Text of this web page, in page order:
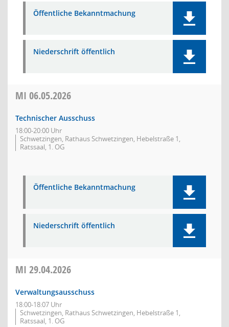
Öffentliche Bekanntmachung
Niederschrift öffentlich
MI 06.05.2026
Technischer Ausschuss
18:00-20:00 Uhr
Schwetzingen, Rathaus Schwetzingen, Hebelstraße 1,
Ratssaal, 1. OG
Öffentliche Bekanntmachung
Niederschrift öffentlich
MI 29.04.2026
Verwaltungsausschuss
18:00-18:07 Uhr
Schwetzingen, Rathaus Schwetzingen, Hebelstraße 1,
Ratssaal, 1. OG